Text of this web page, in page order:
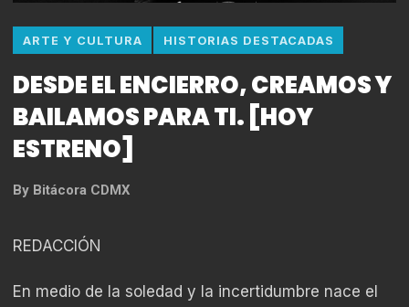
ARTE Y CULTURA HISTORIAS DESTACADAS
DESDE EL ENCIERRO, CREAMOS Y
BAILAMOS PARA TI. [HOY
ESTRENO]
By Bitácora CDMX
REDACCIÓN
En medio de la soledad y la incertidumbre nace el